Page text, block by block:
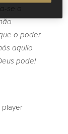
se o
o poder
aquilo
pode!
player